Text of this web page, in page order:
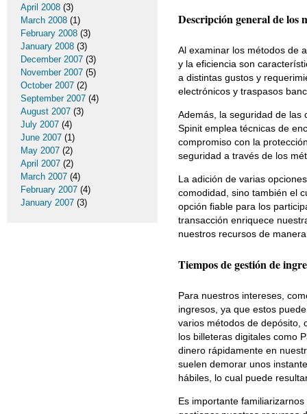
Descripción general de los
Al examinar los métodos de
y la eficiencia son
a distintas gustos y
electrónicos y traspasos
Además, la seguridad de las
Spinit emplea técnicas de
compromiso con la
seguridad a través de los
La adición de varias
comodidad, sino también el
opción fiable para los
transacción enriquece
nuestros recursos de
Tiempos de gestión de
Para nuestros intereses,
ingresos, ya que estos
varios métodos de depósito,
los billeteras digitales como
dinero rápidamente en
suelen demorar unos
hábiles, lo cual puede
Es importante
April 2008 (3)
March 2008 (1)
February 2008 (3)
January 2008 (3)
December 2007 (3)
November 2007 (5)
October 2007 (2)
September 2007 (4)
August 2007 (3)
July 2007 (4)
June 2007 (1)
May 2007 (2)
April 2007 (2)
March 2007 (4)
February 2007 (4)
January 2007 (3)